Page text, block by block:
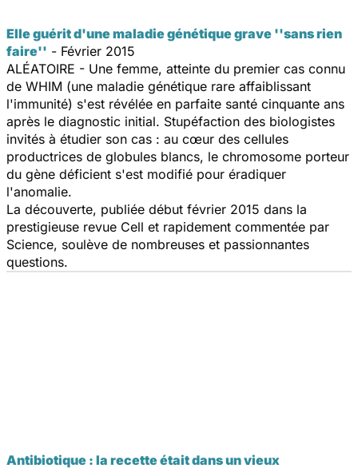
Elle guérit d'une maladie génétique grave ''sans rien
faire'' - Février 2015
ALÉATOIRE - Une femme, atteinte du premier cas connu
de WHIM (une maladie génétique rare affaiblissant
l'immunité) s'est révélée en parfaite santé cinquante ans
après le diagnostic initial. Stupéfaction des biologistes
invités à étudier son cas : au cœur des cellules
productrices de globules blancs, le chromosome porteur
du gène déficient s'est modifié pour éradiquer
l'anomalie.
La découverte, publiée début février 2015 dans la
prestigieuse revue Cell et rapidement commentée par
Science, soulève de nombreuses et passionnantes
questions.
Antibiotique : la recette était dans un vieux